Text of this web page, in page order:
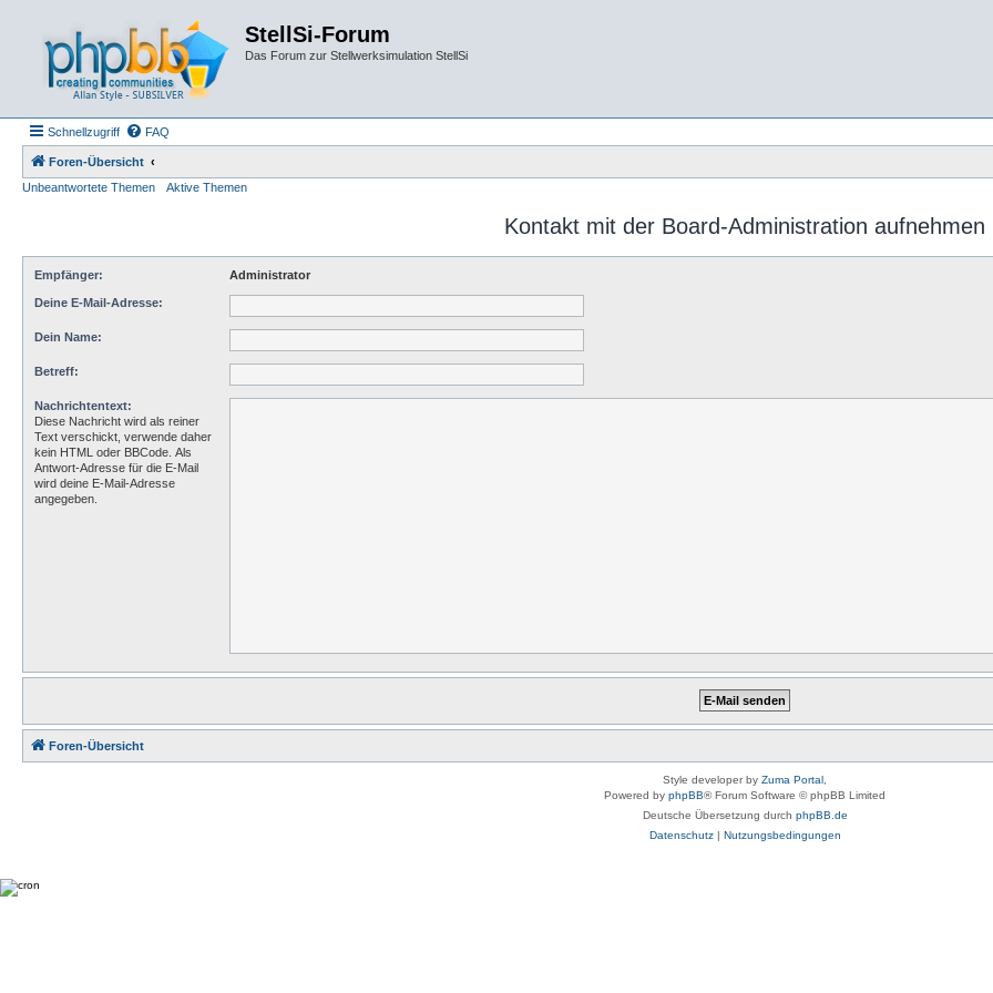
StellSi-Forum
Das Forum zur Stellwerksimulation StellSi
Schnellzugriff FAQ
Foren-Übersicht
Unbeantwortete Themen
Aktive Themen
Kontakt mit der Board-Administration aufnehmen
Empfänger: Administrator
Deine E-Mail-Adresse:
Dein Name:
Betreff:
Nachrichtentext:
Diese Nachricht wird als reiner
Text verschickt, verwende daher
kein HTML oder BBCode. Als
Antwort-Adresse für die E-Mail
wird deine E-Mail-Adresse
angegeben.
Foren-Übersicht
Style developer by Zuma Portal
Powered by phpBB® Forum Software © phpBB Limited
Deutsche Übersetzung durch phpBB.de
Datenschutz| Nutzungsbedingungen